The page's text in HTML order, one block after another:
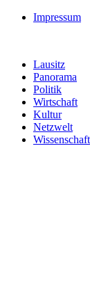
Impressum
Lausitz
Panorama
Politik
Wirtschaft
Kultur
Netzwelt
Wissenschaft